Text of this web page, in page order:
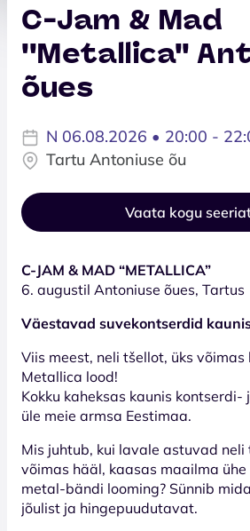
C-Jam & Mad
''Metallica''
õues
N 06.08.2026 • 20:00 -
Tartu Antoniuse õu
Vaata kogu
C-JAM & MAD “METALLICA”
6. augustil Antoniuse õues, Tartus
Väestavad suvekontserdid
Viis meest, neli tšellot, üks
Metallica lood!
Kokku kaheksas kaunis
üle meie armsa Eestimaa.
Mis juhtub, kui lavale astuvad neli
võimas hääl, kaasas maailma
metal-bändi looming? Sünnib
jõulist ja hingepuudutavat.